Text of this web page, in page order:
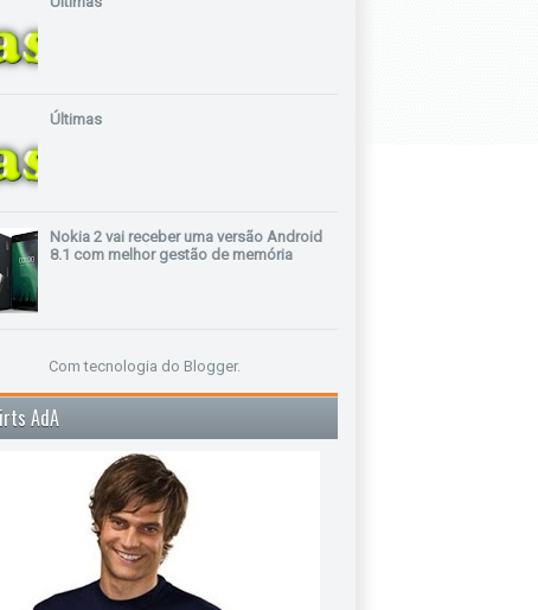
Últimas
Nokia 2 vai receber uma versão Android
8.1 com melhor gestão de memória
Com tecnologia do Blogger.
AdA